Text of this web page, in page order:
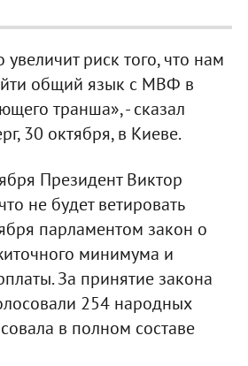
увеличит риск того, что нам
общий язык с МВФ в
транша», - сказал
30 октября, в Киеве.
Президент Виктор
не будет ветировать
парламентом закон о
минимума и
За принятие закона
254 народных
в полном составе